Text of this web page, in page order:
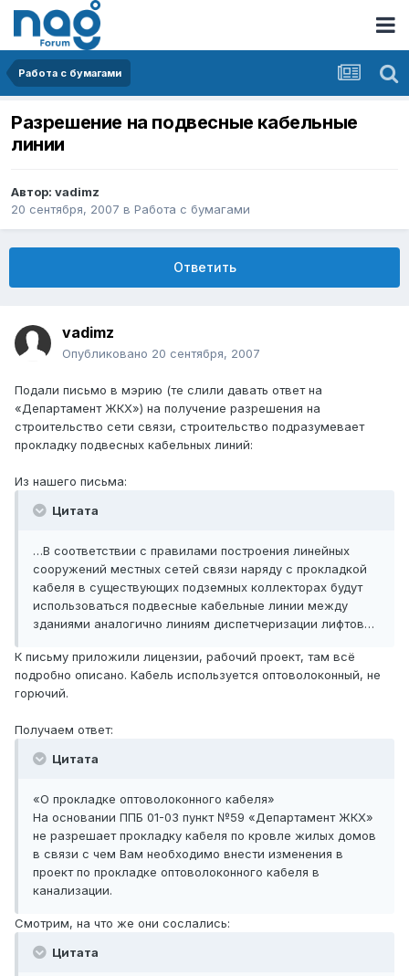
Работа с бумагами
Разрешение на подвесные кабельные
линии
Автор: vadimz
20 сентября, 2007 в Работа с бумагами
Ответить
vadimz
Опубликовано 20 сентября, 2007
Подали письмо в мэрию (те слили давать ответ на
«Департамент ЖКХ») на получение разрешения на
строительство сети связи, строительство подразумевает
прокладку подвесных кабельных линий:
Из нашего письма:
Цитата
…В соответствии с правилами построения линейных
сооружений местных сетей связи наряду с прокладкой
кабеля в существующих подземных коллекторах будут
использоваться подвесные кабельные линии между
зданиями аналогично линиям диспетчеризации лифтов…
К письму приложили лицензии, рабочий проект, там всё
подробно описано. Кабель используется оптоволоконный, не
горючий.
Получаем ответ:
Цитата
«О прокладке оптоволоконного кабеля»
На основании ППБ 01-03 пункт №59 «Департамент ЖКХ»
не разрешает прокладку кабеля по кровле жилых домов
в связи с чем Вам необходимо внести изменения в
проект по прокладке оптоволоконного кабеля в
канализации.
Смотрим, на что же они сослались:
Цитата